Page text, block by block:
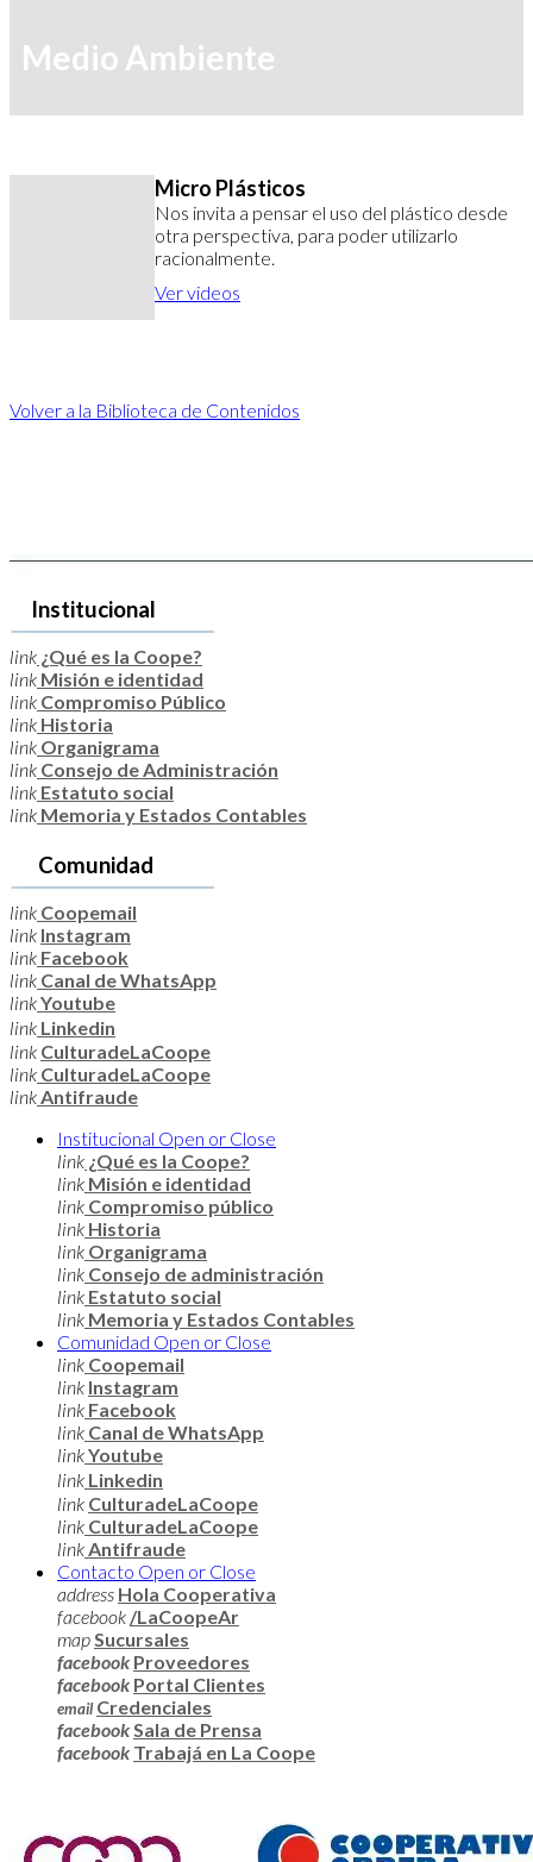
Medio Ambiente
Micro Plásticos
Nos invita a pensar el uso del plástico desde
otra perspectiva, para poder utilizarlo
racionalmente.
Ver videos
Volver a la Biblioteca de Contenidos
Institucional
link ¿Qué es la Coope?
link Misión e identidad
link Compromiso Público
link Historia
link Organigrama
link Consejo de Administración
link Estatuto social
link Memoria y Estados Contables
Comunidad
link Coopemail
link Instagram
link Facebook
link Canal de WhatsApp
linkYoutube
link Linkedin
link CulturadeLaCoope
link CulturadeLaCoope
linkAntifraude
Institucional Open or Close
link ¿Qué es la Coope?
link Misión e identidad
link Compromiso público
link Historia
link Organigrama
link Consejo de administración
link Estatuto social
link Memoria y Estados Contables
Comunidad Open or Close
link Coopemail
link Instagram
link Facebook
link Canal de WhatsApp
linkYoutube
link Linkedin
link CulturadeLaCoope
link CulturadeLaCoope
linkAntifraude
Contacto Open or Close
address Hola Cooperativa
facebook /LaCoopeAr
mapSucursales
facebook Proveedores
facebook Portal Clientes
email Credenciales
facebookSala de Prensa
facebook Trabajá en La Coope